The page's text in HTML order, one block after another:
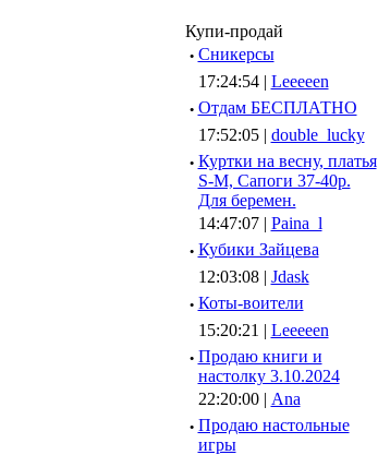
Купи-продай
· Сникерсы
17:24:54 | Leeeeen
· Отдам БЕСПЛАТНО
17:52:05 | double_lucky
· Куртки на весну, платья
S-M, Сапоги 37-40р.
Для беремен.
14:47:07 | Paina_l
· Кубики Зайцева
12:03:08 | Jdask
· Коты-воители
15:20:21 | Leeeeen
· Продаю книги и
настолку 3.10.2024
22:20:00 | Ana
· Продаю настольные
игры